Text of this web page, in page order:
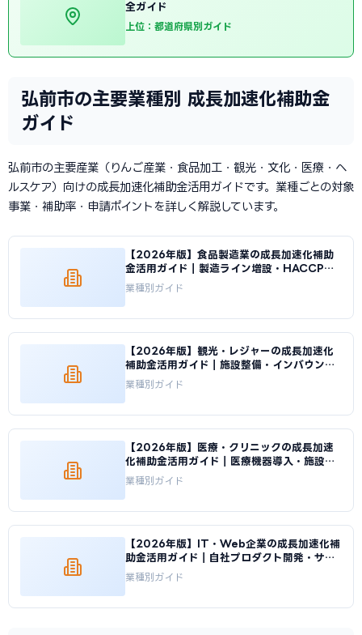
全ガイド
上位：都道府県別ガイド
弘前市の主要業種別 成長加速化補助金
ガイド
弘前市の主要産業（りんご産業・食品加工・観光・文化・医療・ヘ
ルスケア）向けの成長加速化補助金活用ガイドです。業種ごとの対象
事業・補助率・申請ポイントを詳しく解説しています。
【2026年版】食品製造業の成長加速化補助
金活用ガイド｜製造ライン増設・HACCP対
応投資｜成長加速化補助金ナビ
業種別ガイド
【2026年版】観光・レジャーの成長加速化
補助金活用ガイド｜施設整備・インバウンド
投資の申請方法｜成長加速化補助金ナビ
業種別ガイド
【2026年版】医療・クリニックの成長加速
化補助金活用ガイド｜医療機器導入・施設整
備の申請方法｜成長加速化補助金ナビ
業種別ガイド
【2026年版】IT・Web企業の成長加速化補
助金活用ガイド｜自社プロダクト開発・サー
バ基盤整備の申請方法｜成長加速化補助金ナ
ビ
業種別ガイド